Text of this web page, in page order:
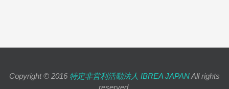
Copyright © 2016 特定非営利活動法人 IBREA JAPANAll rights
reserved.